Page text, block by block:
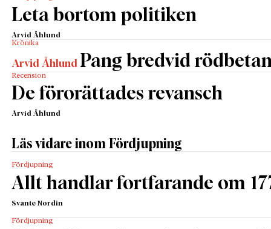
Leta bortom politiken
Arvid Åhlund
Krönika
Arvid Åhlund Pang bredvid
Recension
De förorättades revansch
Arvid Åhlund
Läs vidare inom Fördjupning
Fördjupning
Allt handlar fortfarande om
Svante Nordin
Fördjupning